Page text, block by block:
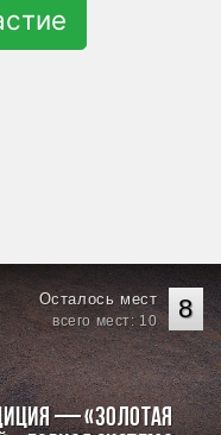
8
Осталось мест
всего мест: 10
— «Золотая